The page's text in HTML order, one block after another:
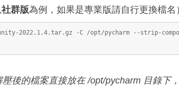
社群版為例，如果是專業版請自行更換檔名
2022.1.4.tar.gz -C /opt/pycharm --strip-
後的檔案直接放在 /opt/pycharm 目錄下